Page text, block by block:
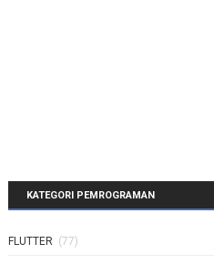
KATEGORI PEMROGRAMAN
FLUTTER (77)